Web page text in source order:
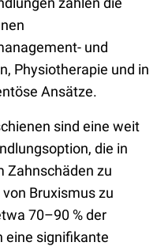
und
Physiotherapie und in
Ansätze.
sind eine weit
die in
Zahnschäden zu
Bruxismus zu
70–90 % der
eine signifikante